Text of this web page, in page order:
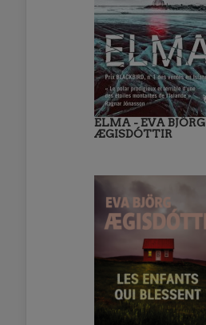
ELMA - EVA BJÖRG
ÆGISDÓTTIR